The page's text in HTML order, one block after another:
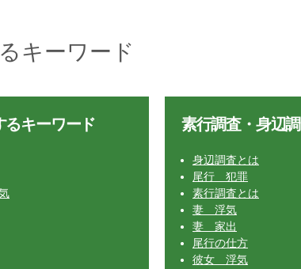
キーワード
るキーワード 素行調査・身辺
身辺調査とは
尾行 犯罪
素行調査とは
妻 浮気
妻 家出
尾行の仕方
彼女 浮気